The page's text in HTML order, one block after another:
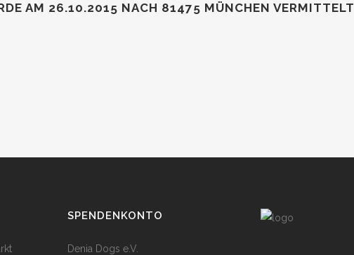
AM 26.10.2015 NACH 81475 MÜNCHEN VERMITTELT
SPENDENKONTO
Denia Dogs e.V.